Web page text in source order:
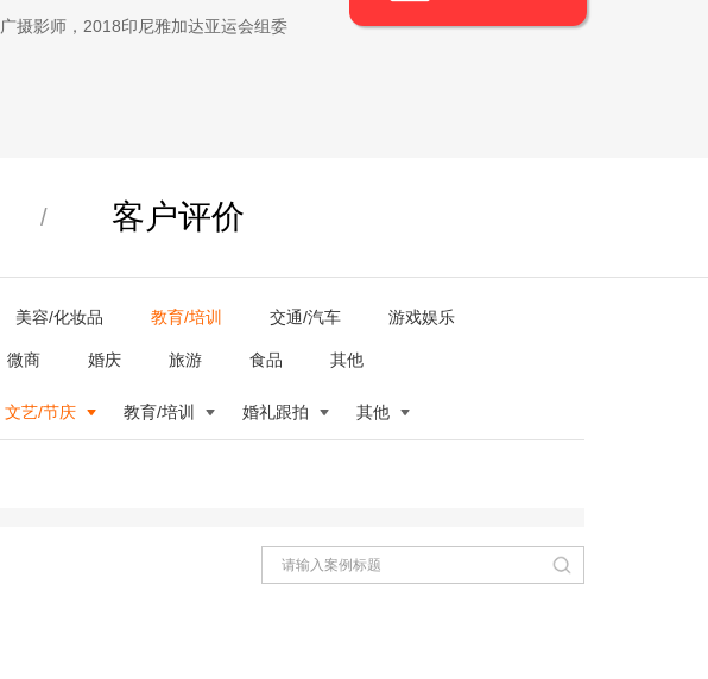
摄影师，2018印尼雅加达亚运会组委
/ 客户评价
美容/化妆品 教育/培训 交通/汽车 游戏娱乐
微商 婚庆 旅游 食品 其他
文艺/节庆 教育/培训 婚礼跟拍 其他